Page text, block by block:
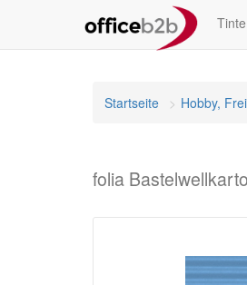
Startseite Hobby,
folia